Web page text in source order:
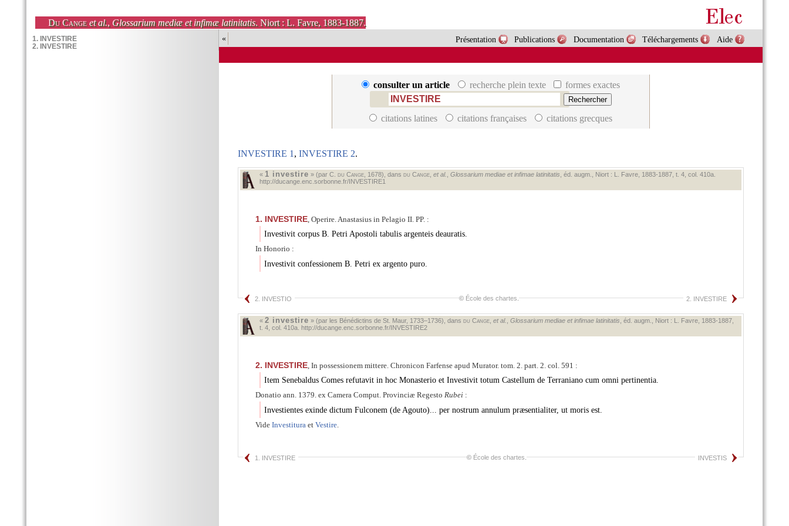
Du Cange et al., Glossarium mediæ et infimæ latinitatis. Niort : L. Favre, 1883-1887.
« Aide
Téléchargements
Documentation
Publications
Présentation
consulter un article recherche plein texte formes exactes
citations latines citations françaises citations grecques
INVESTIRE 1 , INVESTIRE 2.
« 1 investire » (par C. du Cange, 1678), dans du Cange, et al. Glossarium mediae et infimae latinitatis , éd. augm., Niort : L. Favre, 1883‑1887, t. 4, col. 410a.
http://ducange.enc.sorbonne.fr/INVESTIRE1
1. INVESTIRE, Operire. Anastasius in Pelagio II. PP. :
Investivit corpus B. Petri Apostoli tabulis argenteis deauratis.
In Honorio :
Investivit confessionem B. Petri ex argento puro.
2. INVESTIO 2. INVESTIRE
© École des chartes
« 2 investire » (par les Bénédictins de St. Maur, 1733–1736), dans du Cange, et al. Glossarium mediae et infimae latinitatis , éd. augm., Niort : L. Favre, 1883‑1887,
t. 4, col. 410a. http://ducange.enc.sorbonne.fr/INVESTIRE2
2. INVESTIRE, In possessionem mittere. Chronicon Farfense apud Murator. tom. 2. part. 2. col. 591 :
Item Senebaldus Comes refutavit in hoc Monasterio et Investivit totum Castellum de Terraniano cum omni pertinentia.
Donatio ann. 1379. ex Camera Comput. Provinciæ Regesto Rubei :
Investientes exinde dictum Fulconem (de Agouto)... per nostrum annulum præsentialiter, ut moris est.
Vide Investitura et Vestire.
1. INVESTIRE INVESTIS
© École des chartes